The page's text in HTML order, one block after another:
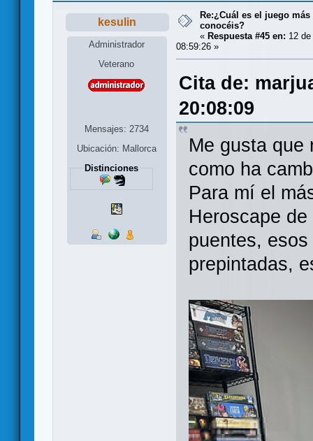
kesulin
Administrador
Veterano
Mensajes: 2734
Ubicación: Mallorca
Distinciones
Re:¿Cuál es el juego
conocéis?
« Respuesta #45 en: 12
08:59:26 »
Cita de:
20:08:09
Me gusta que
como ha
Para mí el
Heroscape
puentes,
prepintadas,